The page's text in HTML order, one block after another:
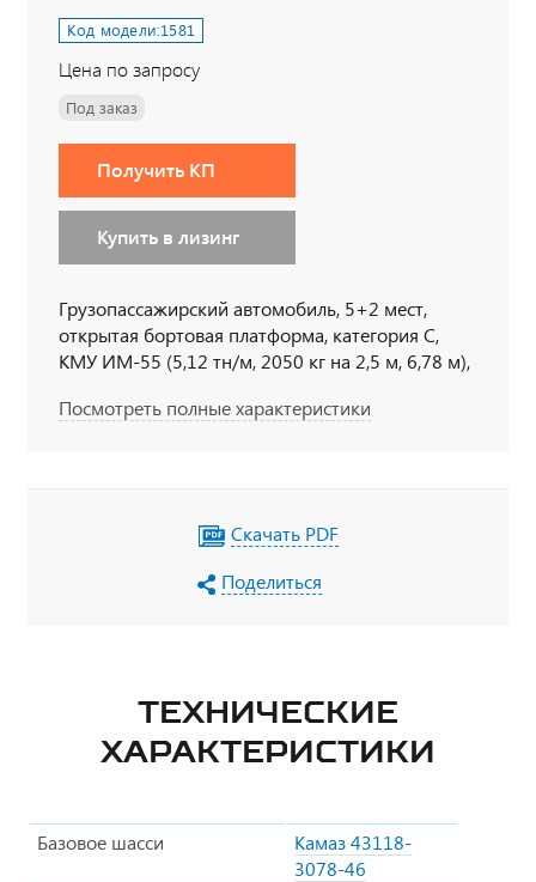
Код модели:1581
Цена по запросу
Под заказ
Получить КП
Купить в лизинг
Грузопассажирский автомобиль, 5+2 мест,
открытая бортовая платформа, категория С,
КМУ ИМ-55 (5,12 тн/м, 2050 кг на 2,5 м, 6,78 м),
Посмотреть полные характеристики
Скачать PDF
Поделиться
ТЕХНИЧЕСКИЕ
ХАРАКТЕРИСТИКИ
Базовое шасси
Камаз 43118-
3078-46